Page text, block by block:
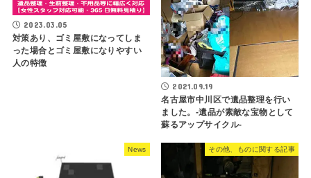
2023.03.05
対策あり、ゴミ屋敷になってしま
った場合とゴミ屋敷になりやすい
人の特徴
2021.09.19
名古屋市中川区で遺品整理を行い
ました。-遺品が素敵な宝物として
蘇るアップサイクル-
News その他、ものに関する記事